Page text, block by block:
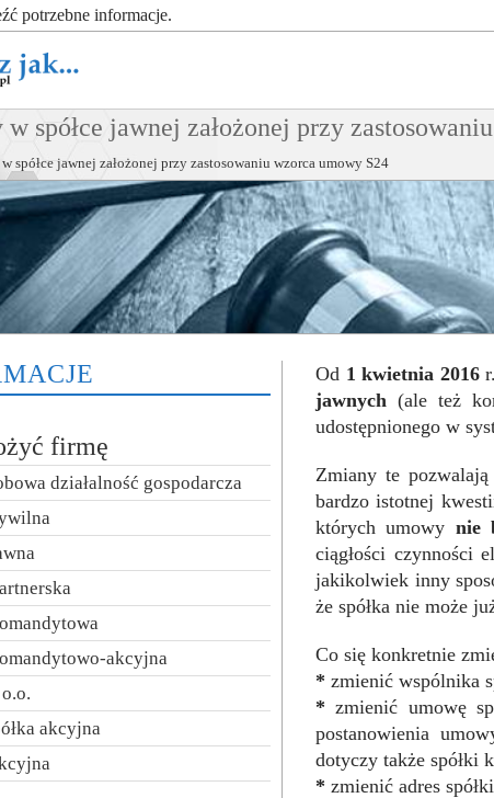
potrzebne informacje.
spółce jawnej założonej przy
spółce jawnej założonej przy zastosowaniu wzorca umowy S24
Od 1 kwietnia 2016
jawnych (ale też
udostępnionego w
Zmiany te
bardzo istotnej
których umowy nie
ciągłości czynności
jakikolwiek inny
że spółka nie może
Co się konkretnie
* zmienić wspólnika
* zmienić umowę
postanowienia
dotyczy także spółki
* zmienić adres
firmę
działalność gospodarcza
akcyjna
akcyjna